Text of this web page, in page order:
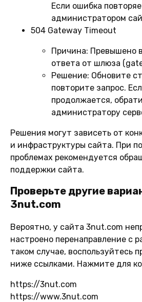
Если ошибка
администратором
504 Gateway Timeout
Причина: Превышено
ответа от шлюза
Решение: Обновите
повторите запрос.
продолжается,
администратору
Решения могут зависеть от
и инфраструктуры сайта. При
проблемах рекомендуется
поддержки сайта.
Проверьте другие
3nut.com
Вероятно, у сайта 3nut.com
настроено перенаправление с
таком случае, воспользуйтесь
ниже ссылками. Нажмите для
https://3nut.com
https://www.3nut.com